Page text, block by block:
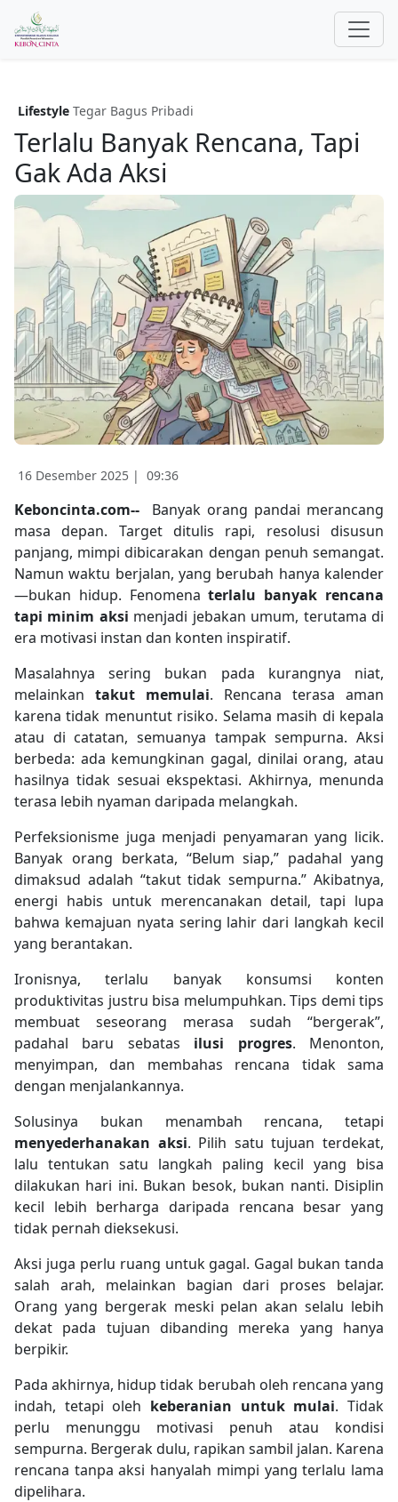
Lifestyle Tegar Bagus Pribadi
Terlalu Banyak Rencana, Tapi
Gak Ada Aksi
16 Desember 2025 | 09:36
Keboncinta.com-- Banyak orang pandai merancang
masa depan. Target ditulis rapi, resolusi disusun
panjang, mimpi dibicarakan dengan penuh semangat.
Namun waktu berjalan, yang berubah hanya kalender
—bukan hidup. Fenomenaterlalu banyak rencana
tapi minim aksi menjadi jebakan umum, terutama di
era motivasi instan dan konten inspiratif.
Masalahnya sering bukan pada kurangnya niat,
melainkan takut memulai. Rencana terasa aman
karena tidak menuntut risiko. Selama masih di kepala
atau di catatan, semuanya tampak sempurna. Aksi
berbeda: ada kemungkinan gagal, dinilai orang, atau
hasilnya tidak sesuai ekspektasi. Akhirnya, menunda
terasa lebih nyaman daripada melangkah.
Perfeksionisme juga menjadi penyamaran yang licik.
Banyak orang berkata, “Belum siap,” padahal yang
dimaksud adalah “takut tidak sempurna.” Akibatnya,
energi habis untuk merencanakan detail, tapi lupa
bahwa kemajuan nyata sering lahir dari langkah kecil
yang berantakan.
Ironisnya, terlalu banyak konsumsi konten
produktivitas justru bisa melumpuhkan. Tips demi tips
membuat seseorang merasa sudah “bergerak”,
padahal baru sebatas ilusi progres. Menonton,
menyimpan, dan membahas rencana tidak sama
dengan menjalankannya.
Solusinya bukan menambah rencana, tetapi
menyederhanakan aksi. Pilih satu tujuan terdekat,
lalu tentukan satu langkah paling kecil yang bisa
dilakukan hari ini. Bukan besok, bukan nanti. Disiplin
kecil lebih berharga daripada rencana besar yang
tidak pernah dieksekusi.
Aksi juga perlu ruang untuk gagal. Gagal bukan tanda
salah arah, melainkan bagian dari proses belajar.
Orang yang bergerak meski pelan akan selalu lebih
dekat pada tujuan dibanding mereka yang hanya
berpikir.
Pada akhirnya, hidup tidak berubah oleh rencana yang
indah, tetapi oleh keberanian untuk mulai. Tidak
perlu menunggu motivasi penuh atau kondisi
sempurna. Bergerak dulu, rapikan sambil jalan. Karena
rencana tanpa aksi hanyalah mimpi yang terlalu lama
dipelihara.